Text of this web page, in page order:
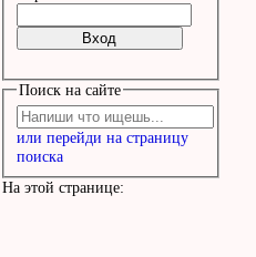
Поиск на сайте
или перейди на страницу
поиска
На этой странице: